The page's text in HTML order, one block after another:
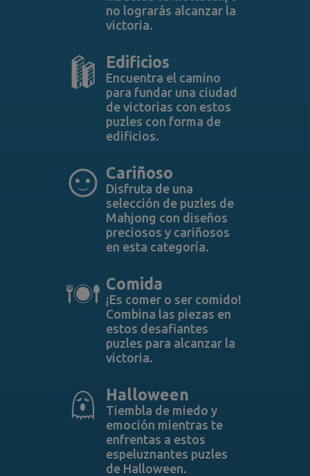
no lograrás alcanzar la
victoria.
Edificios
Encuentra el camino
para fundar una ciudad
de victorias con estos
puzles con forma de
edificios.
Cariñoso
Disfruta de una
selección de puzles de
Mahjong con diseños
preciosos y cariñosos
en esta categoría.
Comida
¡Es comer o ser comido!
Combina las piezas en
estos desafiantes
puzles para alcanzar la
victoria.
Halloween
Tiembla de miedo y
emoción mientras te
enfrentas a estos
espeluznantes puzles
de Halloween.